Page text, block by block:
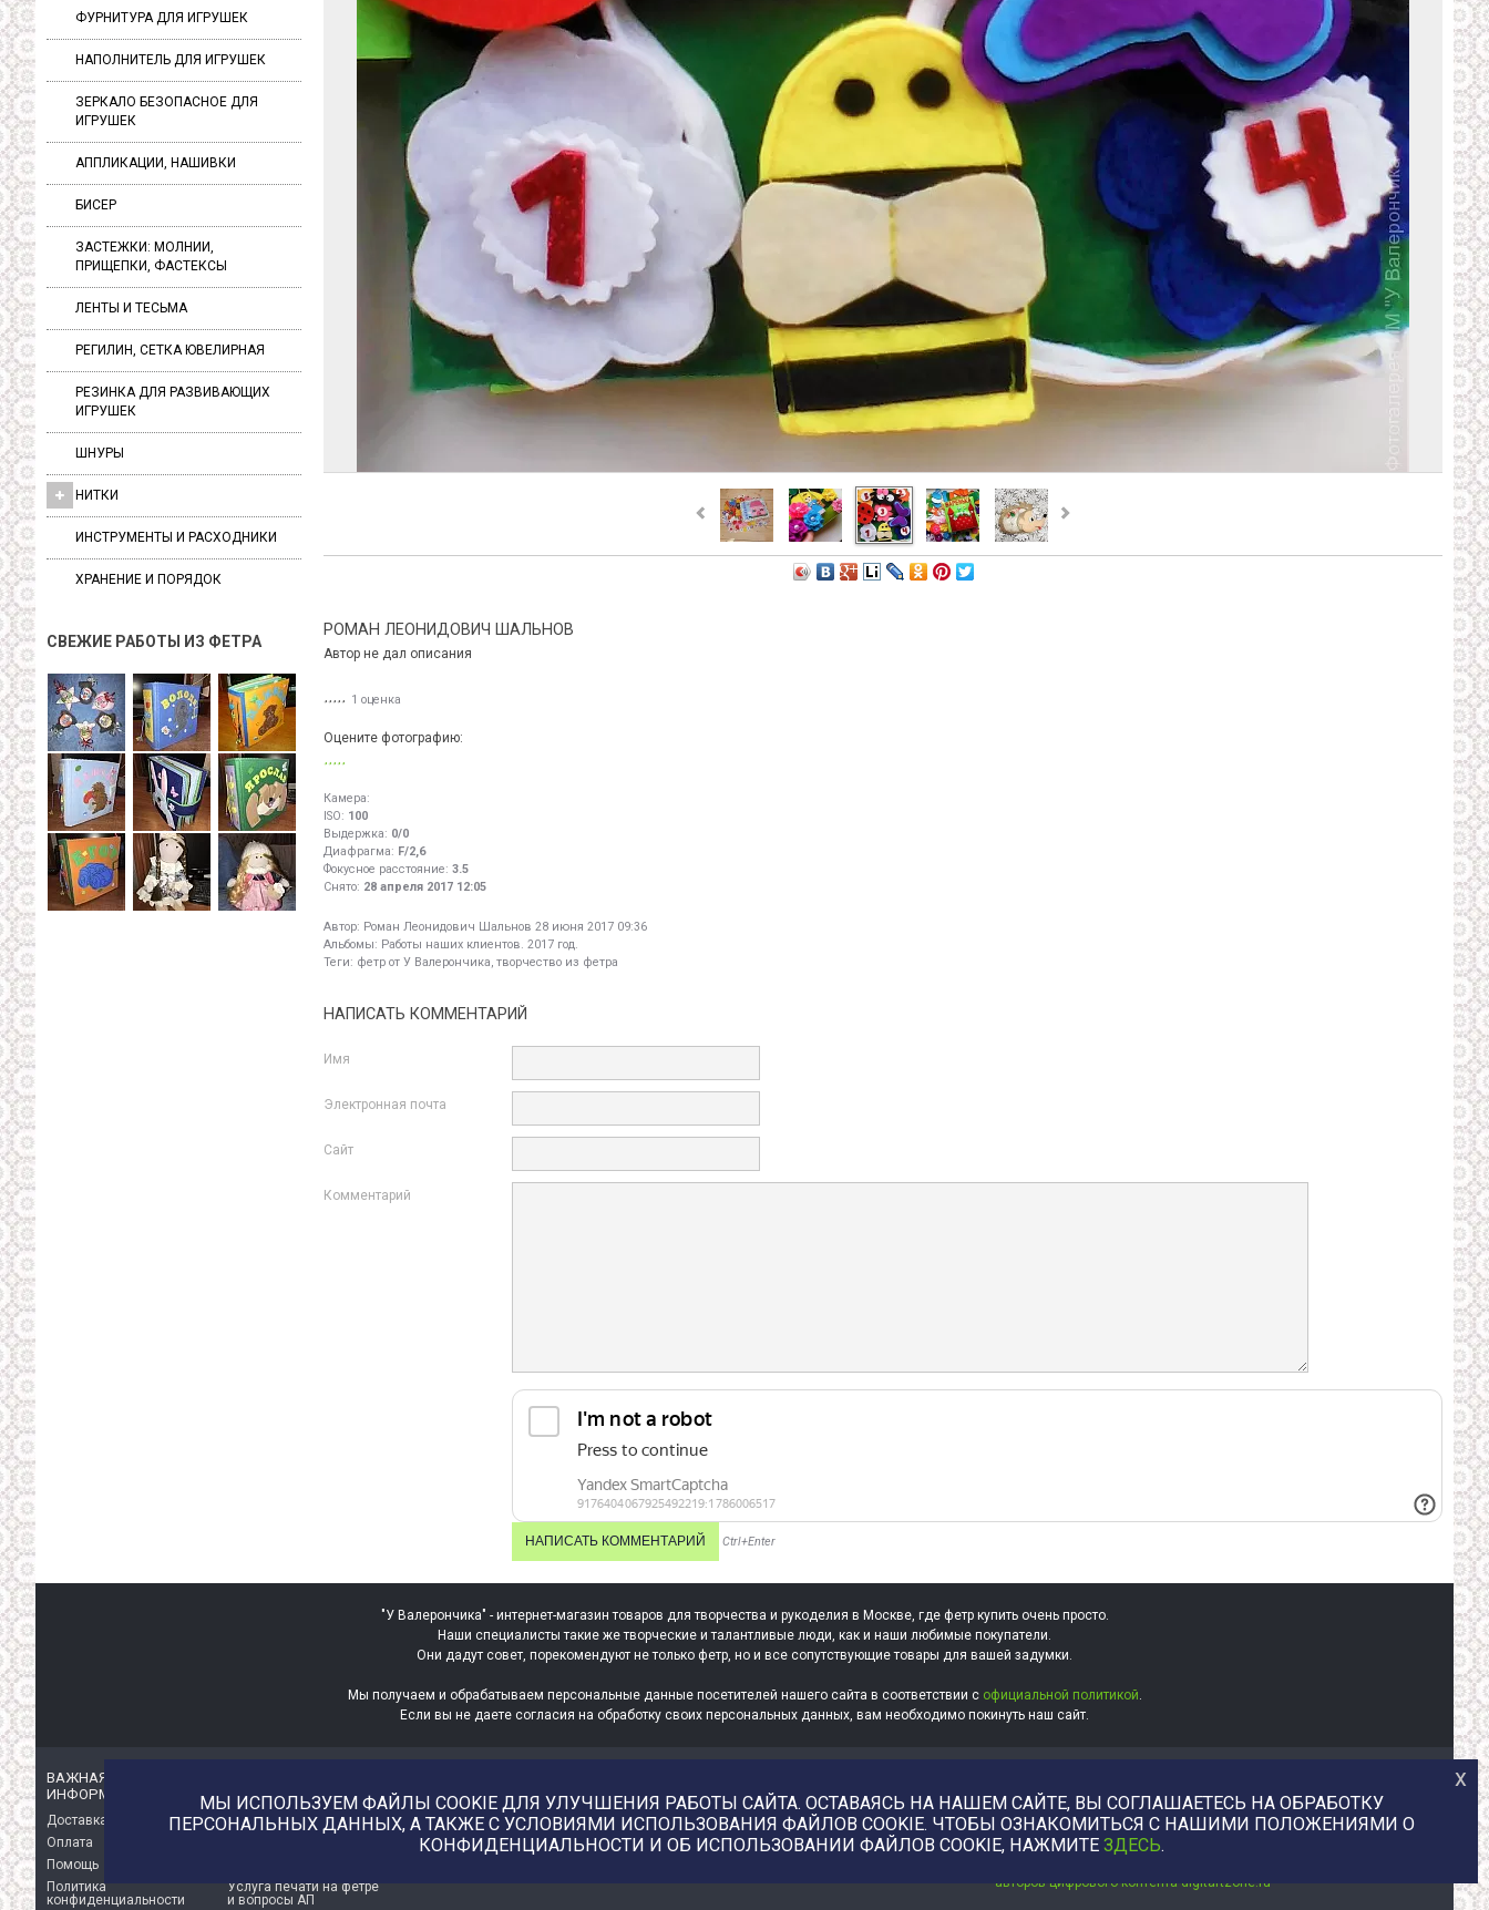
ФУРНИТУРА ДЛЯ ИГРУШЕК
НАПОЛНИТЕЛЬ ДЛЯ ИГРУШЕК
ЗЕРКАЛО БЕЗОПАСНОЕ ДЛЯ
ИГРУШЕК
АППЛИКАЦИИ, НАШИВКИ
БИСЕР
ЗАСТЕЖКИ: МОЛНИИ,
ПРИЩЕПКИ, ФАСТЕКСЫ
ЛЕНТЫ И ТЕСЬМА
РЕГИЛИН, СЕТКА ЮВЕЛИРНАЯ
РЕЗИНКА ДЛЯ РАЗВИВАЮЩИХ
ИГРУШЕК
ШНУРЫ
НИТКИ
ИНСТРУМЕНТЫ И РАСХОДНИКИ
ХРАНЕНИЕ И ПОРЯДОК
СВЕЖИЕ РАБОТЫ ИЗ ФЕТРА
РОМАН ЛЕОНИДОВИЧ ШАЛЬНОВ
Автор не дал описания
1 оценка
Оцените фотографию:
Камера:
ISO: 100
Выдержка: 0/0
Диафрагма: F/2,6
Фокусное расстояние: 3.5
Снято: 28 апреля 2017 12:05
Автор: Роман Леонидович Шальнов 28 июня 2017 09:36
Альбомы: Работы наших клиентов. 2017 год.
Теги: фетр от У Валерончика, творчество из фетра
НАПИСАТЬ КОММЕНТАРИЙ
Имя
Электронная почта
Сайт
Комментарий
Ctrl+Enter
"У Валерончика" - интернет-магазин товаров для творчества и рукоделия в Москве, где фетр купить очень просто.
Наши специалисты такие же творческие и талантливые люди, как и наши любимые покупатели.
Они дадут совет, порекомендуют не только фетр, но и все сопутствующие товары для вашей задумки.
Мы получаем и обрабатываем персональные данные посетителей нашего сайта в соответствии с официальной политикой.
Если вы не даете согласия на обработку своих персональных данных, вам необходимо покинуть наш сайт.
ВАЖНАЯ
ИНФОРМАЦИЯ
Доставка
Оплата
Помощь
Политика
конфиденциальности
ИНФОРМАЦИЯ
О магазине
Услуга печати на фетре
и вопросы АП
info@uvaleronchika.ru
2013 © У Валерончика, 2026
Купить фотографии, иллюстрации, любой цифровой товар напрямую от авторов. Маркетплей
авторов цифрового контента digitartzone.ru
х
МЫ ИСПОЛЬЗУЕМ ФАЙЛЫ COOKIE ДЛЯ УЛУЧШЕНИЯ РАБОТЫ САЙТА. ОСТАВАЯСЬ НА НАШЕМ САЙТЕ, ВЫ СОГЛАШАЕТЕСЬ НА ОБРАБОТКУ
ПЕРСОНАЛЬНЫХ ДАННЫХ, А ТАКЖЕ С УСЛОВИЯМИ ИСПОЛЬЗОВАНИЯ ФАЙЛОВ COOKIE. ЧТОБЫ ОЗНАКОМИТЬСЯ С НАШИМИ ПОЛОЖЕНИЯМИ О
КОНФИДЕНЦИАЛЬНОСТИ И ОБ ИСПОЛЬЗОВАНИИ ФАЙЛОВ COOKIE, НАЖМИТЕ ЗДЕСЬ.